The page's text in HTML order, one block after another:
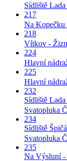
Sídliště
217
Na Kopečku
218
Vítkov -
224
Hlavní
225
Hlavní
232
Sídliště
Svatopluka
234
Sídliště
Svatopluka
235
Na Výsluní -